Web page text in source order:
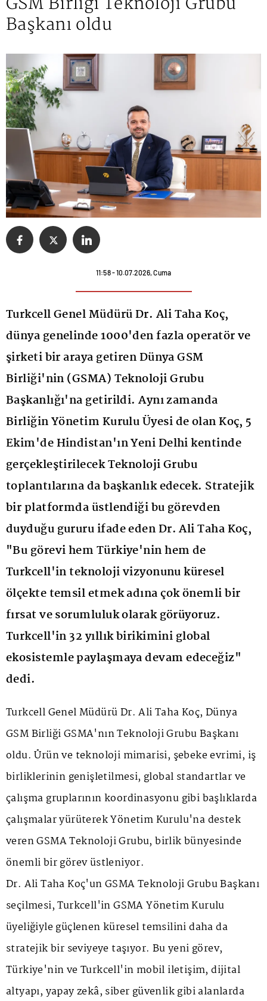
Başkanı oldu
11:58 - 10.07.2026, Cuma
Turkcell Genel Müdürü Dr. Ali Taha Koç,
dünya genelinde 1000'den fazla operatör ve
şirketi bir araya getiren Dünya GSM
Birliği'nin (GSMA) Teknoloji Grubu
Başkanlığı'na getirildi. Aynı zamanda
Birliğin Yönetim Kurulu Üyesi de olan Koç, 5
Ekim'de Hindistan'ın Yeni Delhi kentinde
gerçekleştirilecek Teknoloji Grubu
toplantılarına da başkanlık edecek. Stratejik
bir platformda üstlendiği bu görevden
duyduğu gururu ifade eden Dr. Ali Taha Koç,
"Bu görevi hem Türkiye'nin hem de
Turkcell'in teknoloji vizyonunu küresel
ölçekte temsil etmek adına çok önemli bir
fırsat ve sorumluluk olarak görüyoruz.
Turkcell'in 32 yıllık birikimini global
ekosistemle paylaşmaya devam edeceğiz"
dedi.
Turkcell Genel Müdürü Dr. Ali Taha Koç, Dünya
GSM Birliği GSMA'nın Teknoloji Grubu Başkanı
oldu. Ürün ve teknoloji mimarisi, şebeke evrimi, iş
birliklerinin genişletilmesi, global standartlar ve
çalışma gruplarının koordinasyonu gibi başlıklarda
çalışmalar yürüterek Yönetim Kurulu'na destek
veren GSMA Teknoloji Grubu, birlik bünyesinde
önemli bir görev üstleniyor.
Dr. Ali Taha Koç'un GSMA Teknoloji Grubu Başkanı
seçilmesi, Turkcell'in GSMA Yönetim Kurulu
üyeliğiyle güçlenen küresel temsilini daha da
stratejik bir seviyeye taşıyor. Bu yeni görev,
Türkiye'nin ve Turkcell'in mobil iletişim, dijital
altyapı, yapay zekâ, siber güvenlik gibi alanlarda